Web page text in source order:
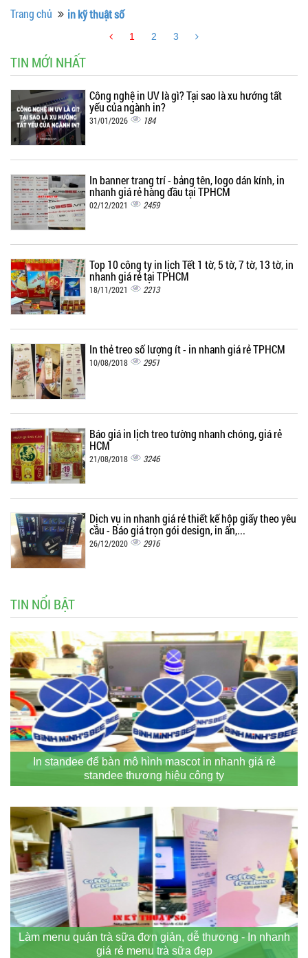
Trang chủ in kỹ thuật số
1 2 3
TIN MỚI NHẤT
Công nghệ in UV là gì? Tại sao là xu hướng tất
yếu của ngành in?
31/01/2026 184
In banner trang trí - bảng tên, logo dán kính, in
nhanh giá rẻ hàng đầu tại TPHCM
02/12/2021 2459
Top 10 công ty in lịch Tết 1 tờ, 5 tờ, 7 tờ, 13 tờ, in
nhanh giá rẻ tại TPHCM
18/11/2021 2213
In thẻ treo số lượng ít - in nhanh giá rẻ TPHCM
10/08/2018 2951
Báo giá in lịch treo tường nhanh chóng, giá rẻ
HCM
21/08/2018 3246
Dịch vụ in nhanh giá rẻ thiết kế hộp giấy theo yêu
cầu - Báo giá trọn gói design, in ấn,...
26/12/2020 2916
TIN NỔI BẬT
In standee để bàn mô hình mascot in nhanh giá rẻ
standee thương hiệu công ty
Làm menu quán trà sữa đơn giản, dễ thương - In nhanh
giá rẻ menu trà sữa đẹp